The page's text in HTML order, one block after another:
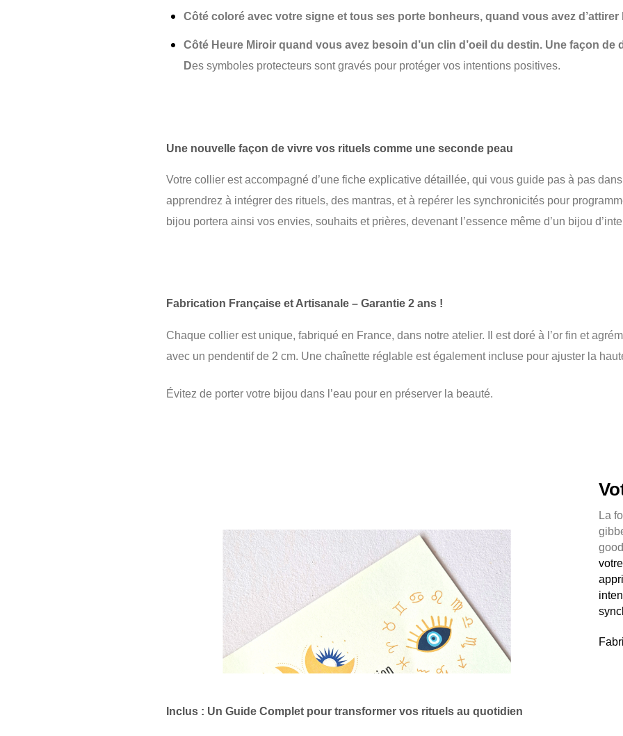
Côté coloré avec votre signe et tous ses porte bonheurs, quand vous avez d’attirer
Côté Heure Miroir quand vous avez besoin d’un clin d’oeil du destin. Une façon
Des symboles protecteurs sont gravés pour protéger vos intentions positives.
Une nouvelle façon de vivre vos rituels comme une seconde peau
Votre collier est accompagné d’une fiche explicative détaillée, qui vous guide pas à pas
apprendrez à intégrer des rituels, des mantras, et à repérer les synchronicités pour
bijou portera ainsi vos envies, souhaits et prières, devenant l’essence même d’un bijou
Fabrication Française et Artisanale – Garantie 2 ans !
Chaque collier est unique, fabriqué en France, dans notre atelier. Il est doré à l’or fin et
avec un pendentif de 2 cm. Une chaînette réglable est également incluse pour ajuster la
Évitez de porter votre bijou dans l’eau pour en préserver la beauté.
La
Inclus : Un Guide Complet pour transformer vos rituels au quotidien